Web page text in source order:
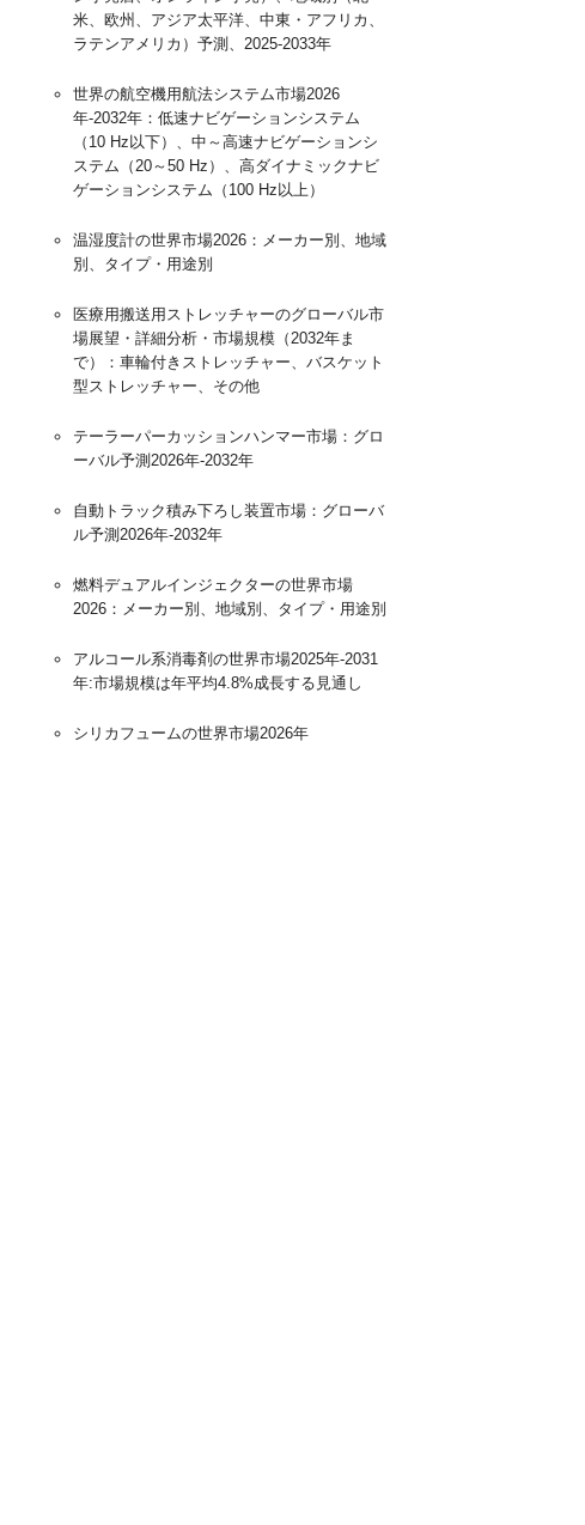
米、欧州、アジア太平洋、中東・アフリカ、
ラテンアメリカ）予測、2025-2033年
世界の航空機用航法システム市場2026
年-2032年：低速ナビゲーションシステム
（10 Hz以下）、中～高速ナビゲーションシ
ステム（20～50 Hz）、高ダイナミックナビ
ゲーションシステム（100 Hz以上）
温湿度計の世界市場2026：メーカー別、地域
別、タイプ・用途別
医療用搬送用ストレッチャーのグローバル市
場展望・詳細分析・市場規模（2032年ま
で）：車輪付きストレッチャー、バスケット
型ストレッチャー、その他
テーラーパーカッションハンマー市場：グロ
ーバル予測2026年-2032年
自動トラック積み下ろし装置市場：グローバ
ル予測2026年-2032年
燃料デュアルインジェクターの世界市場
2026：メーカー別、地域別、タイプ・用途別
アルコール系消毒剤の世界市場2025年-2031
年:市場規模は年平均4.8%成長する見通し
シリカフュームの世界市場2026年